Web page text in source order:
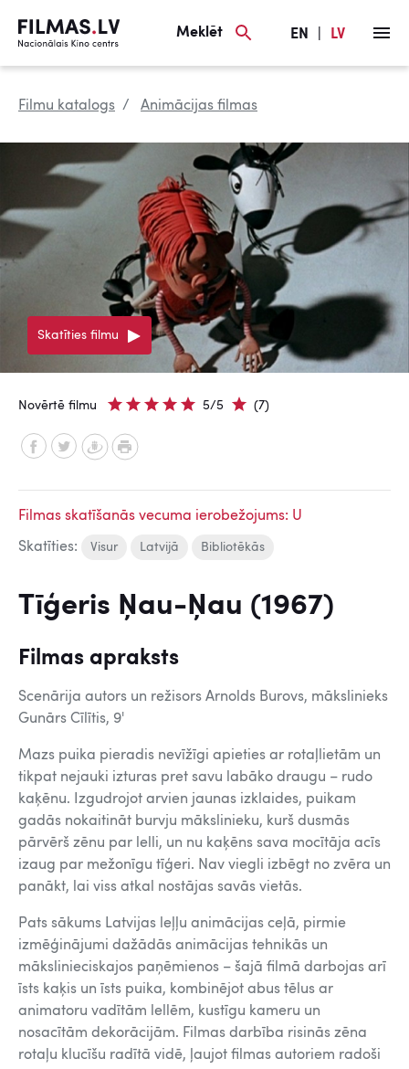
Meklēt EN LV
Filmu katalogs Animācijas filmas
Skatīties filmu
Novērtē filmu 5/5 (7)
Filmas skatīšanās vecuma ierobežojums: U
Skatīties: Visur Latvijā Bibliotēkās
Tīģeris Ņau-Ņau (1967)
Filmas apraksts
Scenārija autors un režisors Arnolds Burovs, mākslinieks
Gunārs Cīlītis, 9'
Mazs puika pieradis nevīžīgi apieties ar rotaļlietām un
tikpat nejauki izturas pret savu labāko draugu – rudo
kaķēnu. Izgudrojot arvien jaunas izklaides, puikam
gadās nokaitināt burvju mākslinieku, kurš dusmās
pārvērš zēnu par lelli, un nu kaķēns sava mocītāja acīs
izaug par mežonīgu tīģeri. Nav viegli izbēgt no zvēra un
panākt, lai viss atkal nostājas savās vietās.
Pats sākums Latvijas leļļu animācijas ceļā, pirmie
izmēģinājumi dažādās animācijas tehnikās un
mākslinieciskajos paņēmienos – šajā filmā darbojas arī
īsts kaķis un īsts puika, kombinējot abus tēlus ar
animatoru vadītām lellēm, kustīgu kameru un
nosacītām dekorācijām. Filmas darbība risinās zēna
rotaļu klucīšu radītā vidē, ļaujot filmas autoriem radoši